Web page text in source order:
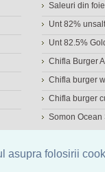
asupra folosirii
Saleuri din
Unt 82%
Unt 82.5%
Chifla Burger
Chifla burger
Chifla burger
Somon Ocean
calorii| Calorii